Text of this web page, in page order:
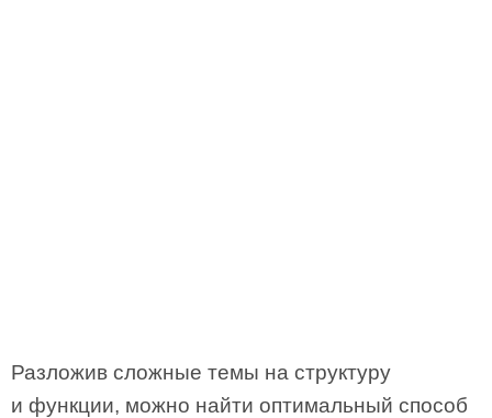
Разложив сложные темы на структуру
и функции, можно найти оптимальный способ